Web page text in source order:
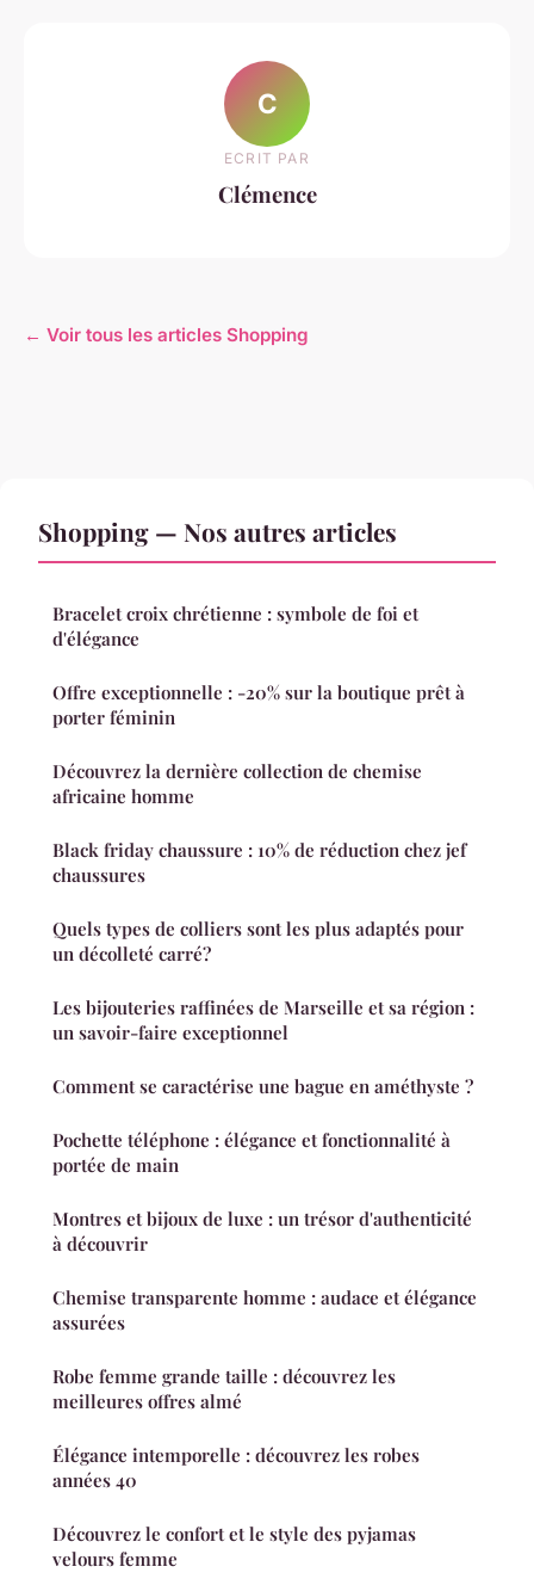
C
ECRIT PAR
Clémence
← Voir tous les articles Shopping
Shopping — Nos autres articles
Bracelet croix chrétienne : symbole de foi et
d'élégance
Offre exceptionnelle : -20% sur la boutique prêt à
porter féminin
Découvrez la dernière collection de chemise
africaine homme
Black friday chaussure : 10% de réduction chez jef
chaussures
Quels types de colliers sont les plus adaptés pour
un décolleté carré?
Les bijouteries raffinées de Marseille et sa région :
un savoir-faire exceptionnel
Comment se caractérise une bague en améthyste ?
Pochette téléphone : élégance et fonctionnalité à
portée de main
Montres et bijoux de luxe : un trésor d'authenticité
à découvrir
Chemise transparente homme : audace et élégance
assurées
Robe femme grande taille : découvrez les
meilleures offres almé
Élégance intemporelle : découvrez les robes
années 40
Découvrez le confort et le style des pyjamas
velours femme